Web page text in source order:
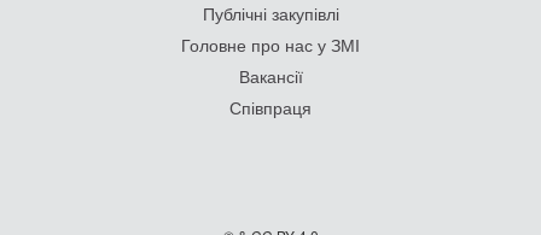
Публічні закупівлі
Головне про нас у ЗМІ
Вакансії
Співпраця